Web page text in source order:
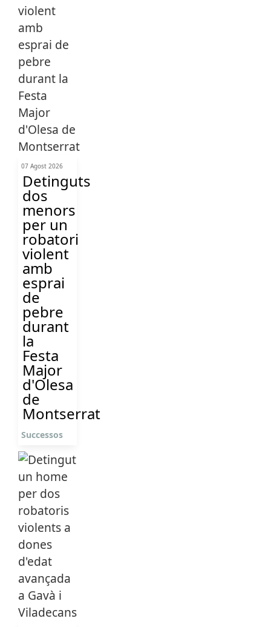
07 Agost 2026
Detinguts
dos
menors
per un
robatori
violent
amb
esprai
de
pebre
durant
la
Festa
Major
d'Olesa
de
Montserrat
Successos